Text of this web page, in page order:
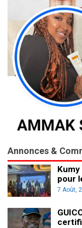
Annonces &
pour
7 Août,